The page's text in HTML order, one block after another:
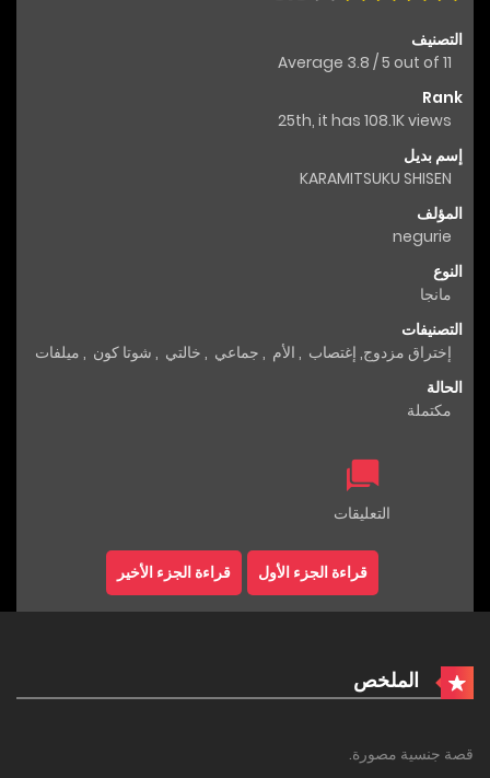
التصنيف
Average 3.8 /5 out of 11
Rank
25th, it has 108.1K views
إسم بديل
KARAMITSUKU SHISEN
المؤلف
negurie
النوع
مانجا
التصنيفات
إختراق مزدوج, إغتصاب , الأم , جماعي , خالتي , شوتا كون , ميلفات
الحالة
مكتملة
التعليقات
قراءة الجزء الأول قراءة الجزء الأخير
الملخص
قصة جنسية مصورة.